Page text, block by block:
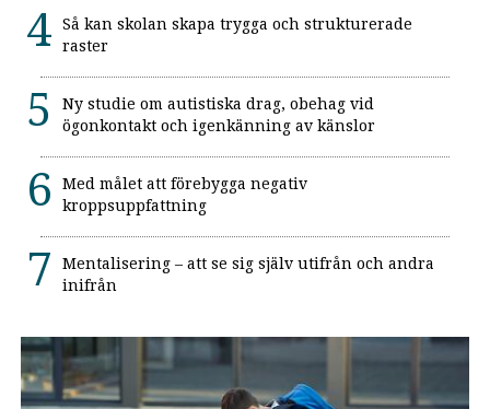
Så kan skolan skapa trygga och strukturerade
raster
Ny studie om autistiska drag, obehag vid
ögonkontakt och igenkänning av känslor
Med målet att förebygga negativ
kroppsuppfattning
Mentalisering – att se sig själv utifrån och andra
inifrån